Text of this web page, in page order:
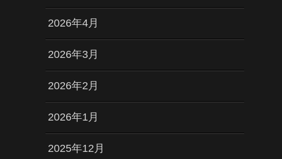
2026年4月
2026年3月
2026年2月
2026年1月
2025年12月